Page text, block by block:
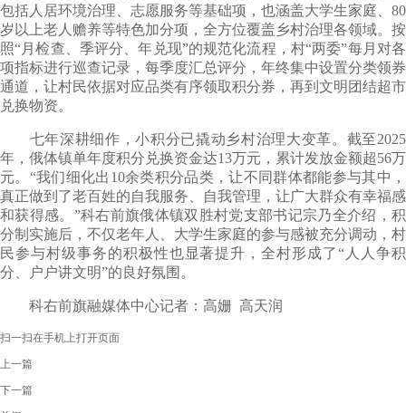
包括人居环境治理、志愿服务等基础项，也涵盖大学生家庭、80
岁以上老人赡养等特色加分项，全方位覆盖乡村治理各领域。按
照“月检查、季评分、年兑现”的规范化流程，村“两委”每月对各
项指标进行巡查记录，每季度汇总评分，年终集中设置分类领券
通道，让村民依据对应品类有序领取积分券，再到文明团结超市
兑换物资。
七年深耕细作，小积分已撬动乡村治理大变革。截至2025
年，俄体镇单年度积分兑换资金达13万元，累计发放金额超56万
元。“我们细化出10余类积分品类，让不同群体都能参与其中，
真正做到了老百姓的自我服务、自我管理，让广大群众有幸福感
和获得感。”科右前旗俄体镇双胜村党支部书记宗乃全介绍，积
分制实施后，不仅老年人、大学生家庭的参与感被充分调动，村
民参与村级事务的积极性也显著提升，全村形成了“人人争积
分、户户讲文明”的良好氛围。
科右前旗融媒体中心记者：高姗 高天润
扫一扫在手机上打开页面
上一篇
下一篇